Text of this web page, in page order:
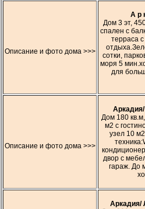
Описание и фото дома >>>
А р
Дом 3 эт,
спален с
терраса
сотки,
моря 5
для
Описание и фото дома >>>
Дом 180
м2 с
узел 10
двор с
гараж. До
Аркадия/